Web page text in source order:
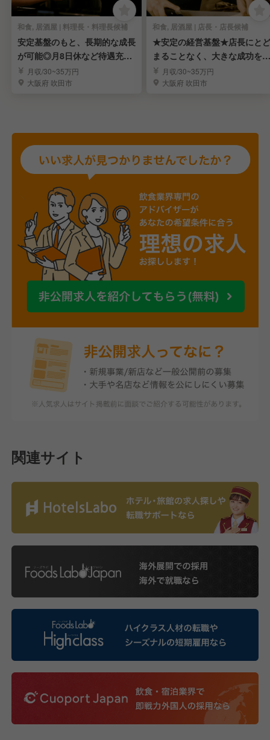
和食, 居酒屋 | 料理長・料理長候補
安定基盤のもと、長期的な成長
が可能◎月8日休など待遇充
実！賞与・昇給あり！
月収/30~35万円
大阪府 吹田市
和食, 居酒屋 | 店長・店長候補
★安定の経営基盤★店長にとど
まることなく、大きな成功を！
7連休も取得可能
月収/30~35万円
大阪府 吹田市
関連サイト